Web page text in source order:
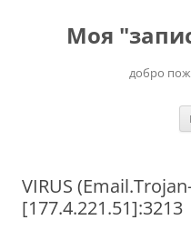
содержимому
Моя
добро
VIRUS
[177.4.221.51]:3213